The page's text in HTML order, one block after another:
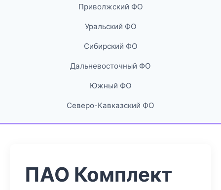
Приволжский ФО
Уральский ФО
Сибирский ФО
Дальневосточный ФО
Южный ФО
Северо-Кавказский ФО
ПАО Комплект